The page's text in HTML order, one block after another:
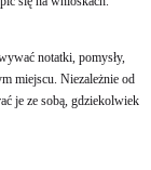
notatki, pomysły,
miejscu. Niezależnie od
je ze sobą, gdziekolwiek